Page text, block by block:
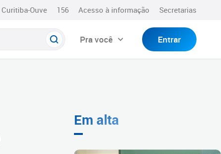
Curitiba-Ouve 156 Acesso à informação Secretarias
Pra você Entrar
Em alta